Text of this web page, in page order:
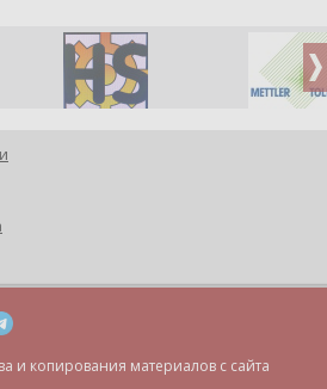
и копирования материалов с сайта